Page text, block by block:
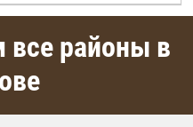
районы в